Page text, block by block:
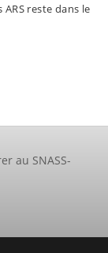
ARS reste dans le
au SNASS-